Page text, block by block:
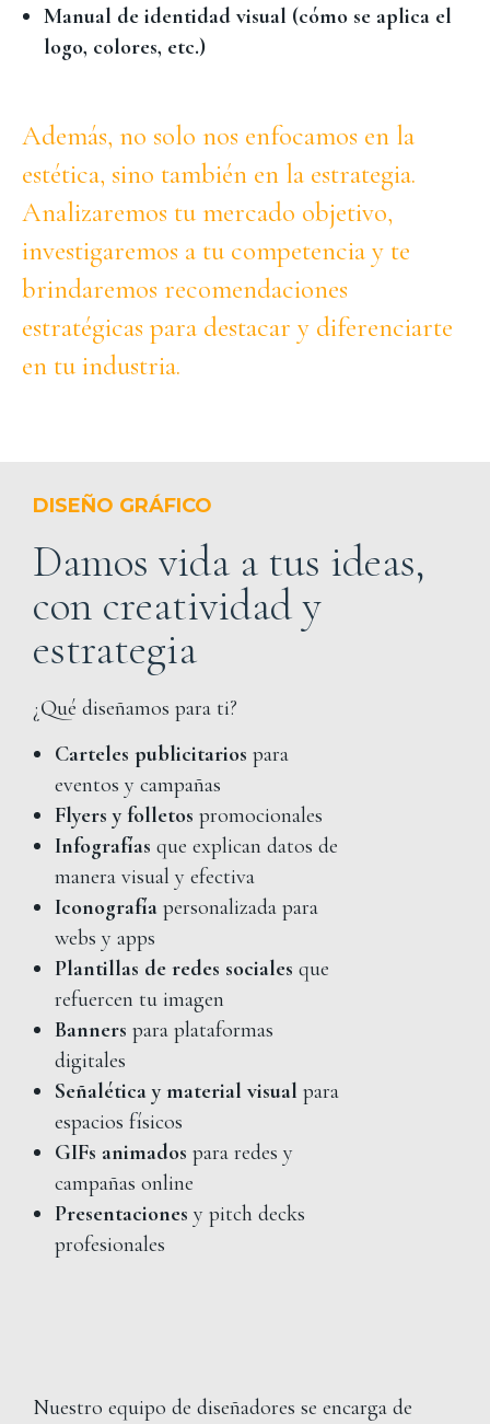
Manual de identidad visual (cómo se aplica el
logo, colores, etc.)
Además, no solo nos enfocamos en la
estética, sino también en la estrategia.
Analizaremos tu mercado objetivo,
investigaremos a tu competencia y te
brindaremos recomendaciones
estratégicas para destacar y diferenciarte
en tu industria.
DISEÑO GRÁFICO
Damos vida a tus ideas,
con creatividad y
estrategia
¿Qué diseñamos para ti?
Carteles publicitarios para
eventos y campañas
Flyers y folletos promocionales
Infografías que explican datos de
manera visual y efectiva
Iconografía personalizada para
webs y apps
Plantillas de redes sociales que
refuercen tu imagen
Banners para plataformas
digitales
Señalética y material visual para
espacios físicos
GIFs animados para redes y
campañas online
Presentaciones y pitch decks
profesionales
Nuestro equipo de diseñadores se encarga de